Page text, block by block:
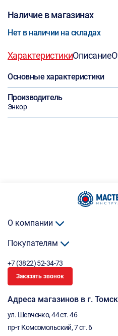
Наличие в магазинах
Нет в наличии на складах
ХарактеристикиОписание
Основные характеристики
Производитель
Энкор
О компании
Покупателям
+7 (3822) 52-34-73
Заказать звонок
Адреса магазинов в г. Томск
ул. Шевченко, 44 ст. 46
пр-т Комсомольский, 7 ст. 6